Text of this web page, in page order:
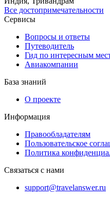
Все достопримечательности
Сервисы
Вопросы и ответы
Путеводитель
Гид по интересным
Авиакомпании
База знаний
О проекте
Информация
Правообладателям
Пользовательское
Политика
Связаться с нами
support@travelanswer.ru